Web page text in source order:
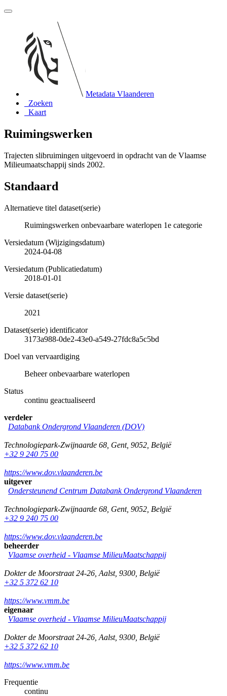
Metadata Vlaanderen
Zoeken
Kaart
Ruimingswerken
Trajecten slibruimingen uitgevoerd in opdracht van de Vlaamse
Milieumaatschappij sinds 2002.
Standaard
Alternatieve titel dataset(serie)
Ruimingswerken onbevaarbare waterlopen 1e categorie
Versiedatum (Wijzigingsdatum)
2024-04-08
Versiedatum (Publicatiedatum)
2018-01-01
Versie dataset(serie)
2021
Dataset(serie) identificator
3173a988-0de2-43e0-a549-27fdc8a5c5bd
Doel van vervaardiging
Beheer onbevaarbare waterlopen
Status
continu geactualiseerd
verdeler
Databank Ondergrond Vlaanderen (DOV)
Technologiepark-Zwijnaarde 68 Gent, 9052 België
+32 9 240 75 00
https://www.dov.vlaanderen.be
uitgever
Ondersteunend Centrum Databank Ondergrond Vlaanderen
Technologiepark-Zwijnaarde 68 Gent, 9052 België
+32 9 240 75 00
https://www.dov.vlaanderen.be
beheerder
Vlaamse overheid - Vlaamse MilieuMaatschappij
Dokter de Moorstraat 24-26 Aalst, 9300 België
+32 5 372 62 10
https://www.vmm.be
eigenaar
Vlaamse overheid - Vlaamse MilieuMaatschappij
Dokter de Moorstraat 24-26 Aalst, 9300 België
+32 5 372 62 10
https://www.vmm.be
Frequentie
continu